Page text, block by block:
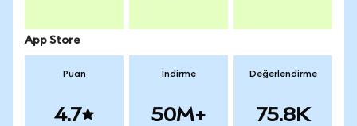
App Store
Puan
4.7
İndirme
50M+
Değerlendirme
75.8K